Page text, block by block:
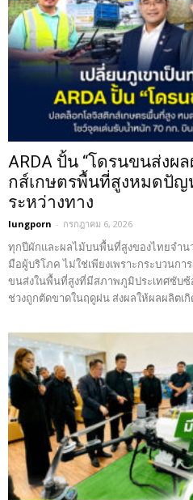
ARDA ปั้น “โดรนขนส่งผ
กส์เกษตรพื้นที่สูงหมดปัญ
ระหว่างทาง
lungporn - กรกฎาคม 6, 2026
ทุกปีผักและผลไม้บนพื้นที่สูงของไทยจำ
มือผู้บริโภค ไม่ใช่เพียงเพราะกระบวนก
ขนส่งในพื้นที่สูงที่มีสภาพภูมิประเทศซับซ้
ช่วงถูกตัดขาดในฤดูฝน ส่งผลให้ผลผลิตเกิ